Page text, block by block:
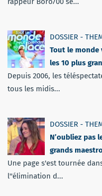
DOSSIER -
Tout le monde
les 10 plus
Depuis 2006, les
tous les midis...
DOSSIER -
N’oubliez pas
grands
Une page s'est tournée
l''élimination d...